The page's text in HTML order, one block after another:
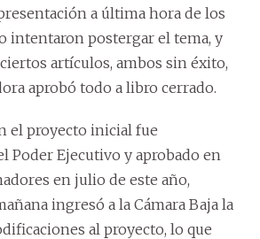
a última hora de los
intentaron postergar el tema, y
artículos, ambos sin éxito,
aprobó todo a libro cerrado.
el proyecto inicial fue
Poder Ejecutivo y aprobado en
en julio de este año,
ingresó a la Cámara Baja la
al proyecto, lo que